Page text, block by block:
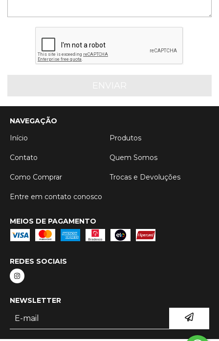
NAVEGAÇÃO
Início
Produtos
Contato Quem Somos
Como Comprar Trocas e Devoluções
Entre em contato conosco
MEIOS DE PAGAMENTO
REDES SOCIAIS
NEWSLETTER